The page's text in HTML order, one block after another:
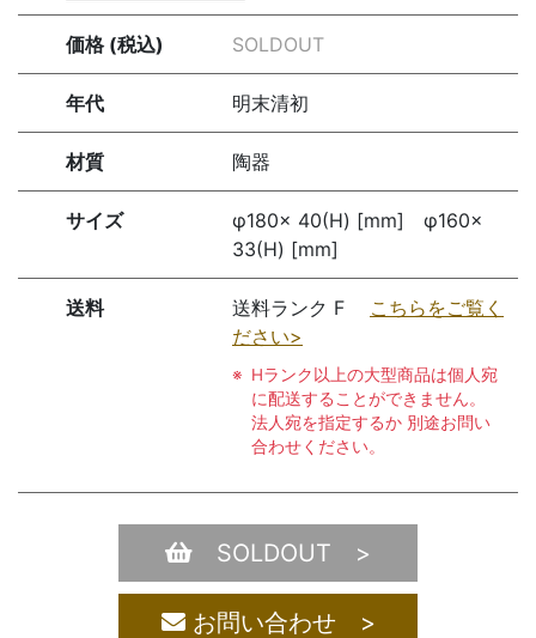
価格 (税込) SOLDOUT
年代 明末清初
材質 陶器
サイズ
φ180× 40(H) [mm] φ160×
33(H) [mm]
送料 送料ランク F こちらをご覧く
ださい>
Hランク以上の大型商品は個人宛
に配送することができません。
法人宛を指定するか 別途お問い
合わせください。
SOLDOUT >
お問い合わせ >